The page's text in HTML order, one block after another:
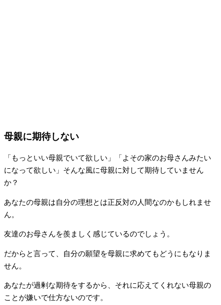
母親に期待しない
「もっといい母親でいて欲しい」「よその家のお母さんみたい
になって欲しい」そんな風に母親に対して期待していません
か？
あなたの母親は自分の理想とは正反対の人間なのかもしれませ
ん。
友達のお母さんを羨ましく感じているのでしょう。
だからと言って、自分の願望を母親に求めてもどうにもなりま
せん。
あなたが過剰な期待をするから、それに応えてくれない母親の
ことが嫌いで仕方ないのです。